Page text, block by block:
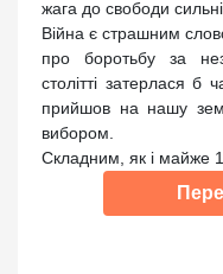
жага до свободи
Війна є страшним
про боротьбу за
столітті затерлася
прийшов на нашу
вибором.
Складним, як і майже